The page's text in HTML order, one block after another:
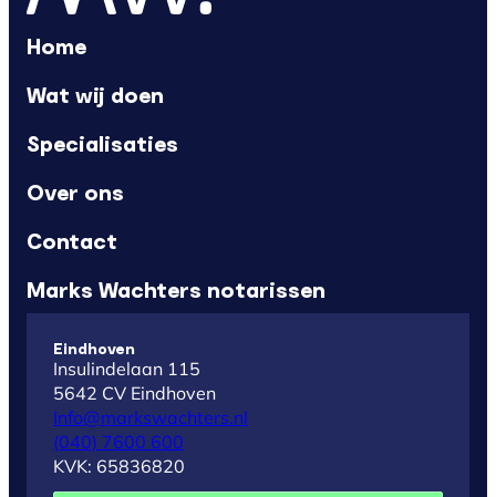
Home
Wat wij doen
Specialisaties
Over ons
Contact
Marks Wachters notarissen
Eindhoven
Insulindelaan 115
5642 CV Eindhoven
Info@markswachters.nl
(040) 7600 600
KVK: 65836820